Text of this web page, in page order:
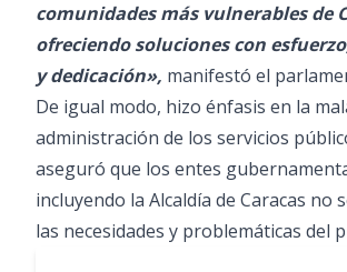
comunidades más vulnerables de
ofreciendo soluciones con
y dedicación», manifestó el
De igual modo, hizo énfasis en la
administración de los servicios
aseguró que los entes
incluyendo la Alcaldía de Caracas no
las necesidades y problemáticas del